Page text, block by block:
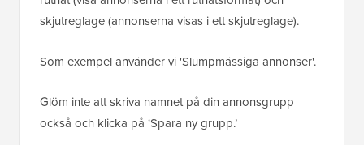
skjutreglage (annonserna visas i ett skjutreglage).
Som exempel använder vi 'Slumpmässiga annonser'.
Glöm inte att skriva namnet på din annonsgrupp
också och klicka på ‘Spara ny grupp.’